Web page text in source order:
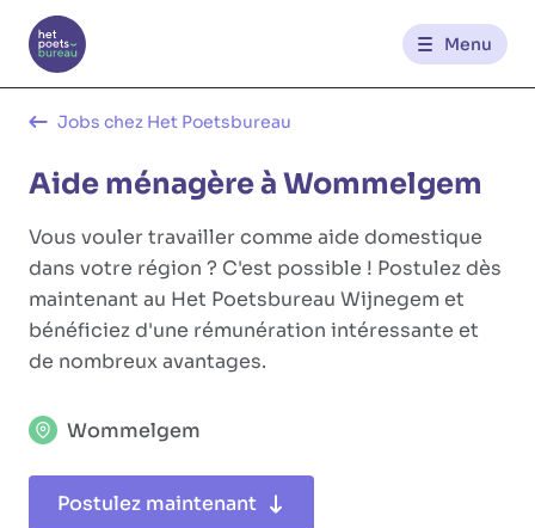
Menu
Contact
Jobs chez Het Poetsbureau
Aide ménagère à Wommelgem
Vous vouler travailler comme aide domestique
dans votre région ? C'est possible ! Postulez dès
maintenant au Het Poetsbureau Wijnegem et
bénéficiez d'une rémunération intéressante et
de nombreux avantages.
Wommelgem
Postulez maintenant